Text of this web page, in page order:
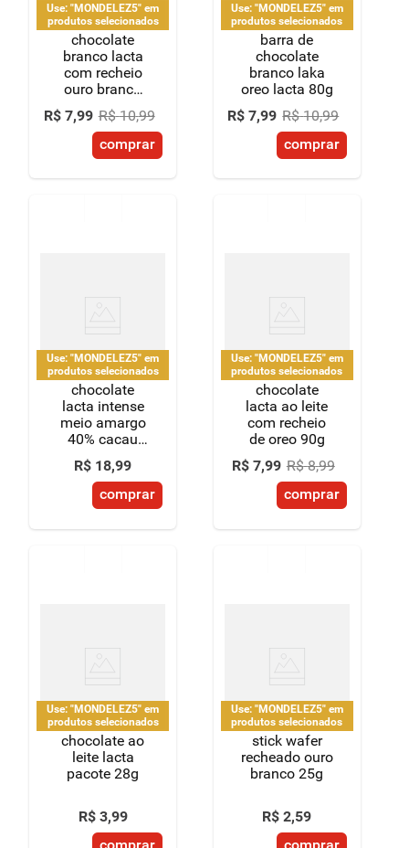
Use: "MONDELEZ5" em
produtos selecionados
chocolate
branco lacta
com recheio
ouro branco
98g
R$ 7,99 R$ 10,99
comprar
Use: "MONDELEZ5" em
produtos selecionados
barra de
chocolate
branco laka
oreo lacta 80g
R$ 7,99 R$ 10,99
comprar
Use: "MONDELEZ5" em
produtos selecionados
chocolate
lacta intense
meio amargo
40% cacau
original 85g
R$ 18,99
comprar
Use: "MONDELEZ5" em
produtos selecionados
chocolate
lacta ao leite
com recheio
de oreo 90g
R$ 7,99 R$ 8,99
comprar
Use: "MONDELEZ5" em
produtos selecionados
chocolate ao
leite lacta
pacote 28g
R$ 3,99
Use: "MONDELEZ5" em
produtos selecionados
stick wafer
recheado ouro
branco 25g
R$ 2,59